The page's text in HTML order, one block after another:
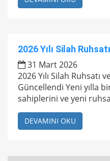
2026 Yılı Silah
31 Mart 2026
2026 Yılı Silah Ruhsatı
Güncellendi Yeni yılla
sahiplerini ve yeni
DEVAMINI OKU